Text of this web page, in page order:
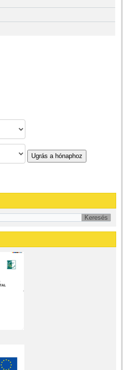
Ugrás a hónaphoz